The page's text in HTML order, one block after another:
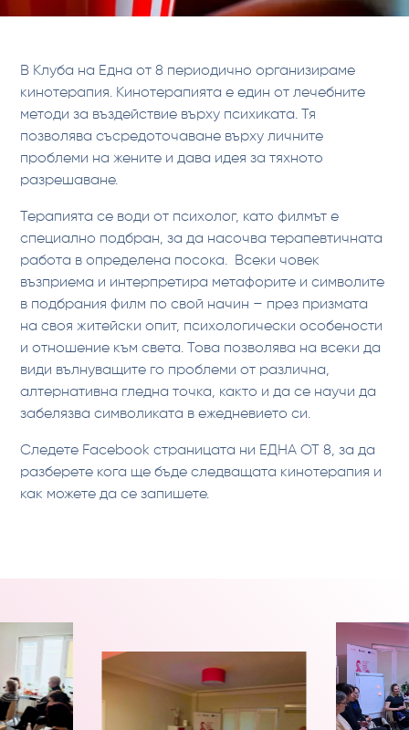
В Клуба на Една от 8 периодично организираме
кинотерапия. Кинотерапията е един от лечебните
методи за въздействие върху психиката. Тя
позволява съсредоточаване върху личните
проблеми на жените и дава идея за тяхното
разрешаване.
Терапията се води от психолог, като филмът е
специално подбран, за да насочва терапевтичната
работа в определена посока. Всеки човек
възприема и интерпретира метафорите и символите
в подбрания филм по свой начин – през призмата
на своя житейски опит, психологически особености
и отношение към света. Това позволява на всеки да
види вълнуващите го проблеми от различна,
алтернативна гледна точка, както и да се научи да
забелязва символиката в ежедневието си.
Следете Facebook страницата ни ЕДНА ОТ 8, за да
разберете кога ще бъде следващата кинотерапия и
как можете да се запишете.